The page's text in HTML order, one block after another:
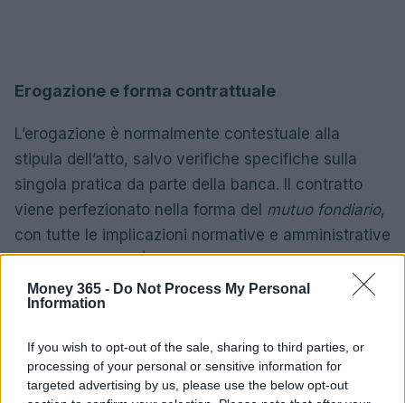
Money 365 - Do Not Process My Personal
Information
If you wish to opt-out of the sale, sharing to third parties, or
processing of your personal or sensitive information for
targeted advertising by us, please use the below opt-out
Erogazione e forma contrattuale
L’erogazione è normalmente contestuale alla
stipula dell’atto, salvo verifiche specifiche sulla
singola pratica da parte della banca. Il contratto
viene perfezionato nella forma del mutuo fondiario,
con tutte le implicazioni normative e amministrative
che ne derivano. È fondamentale richiedere e
leggere la documentazione informativa completa
fornita dall’istituto erogante prima della
Generali sul Credito Immobiliare” e il “Prospetto
Informativo Europeo Standardizzato (PIES)”.